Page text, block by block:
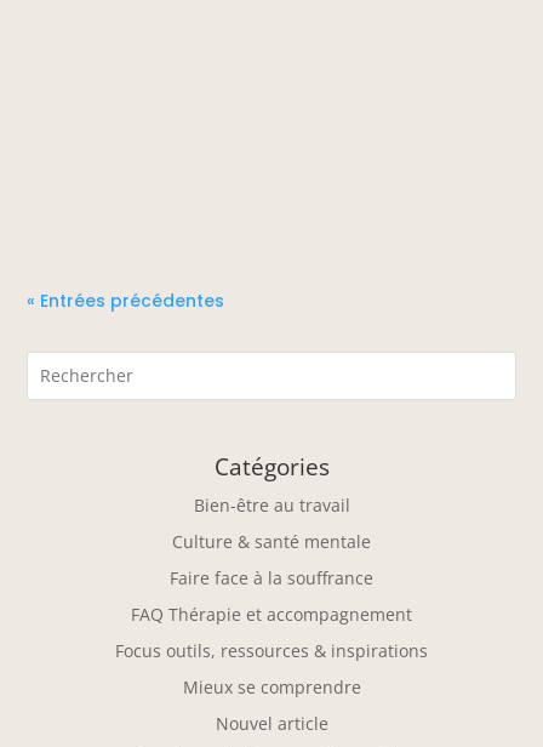
« Entrées précédentes
Catégories
Bien-être au travail
Culture & santé mentale
Faire face à la souffrance
FAQ Thérapie et accompagnement
Focus outils, ressources & inspirations
Mieux se comprendre
Nouvel article